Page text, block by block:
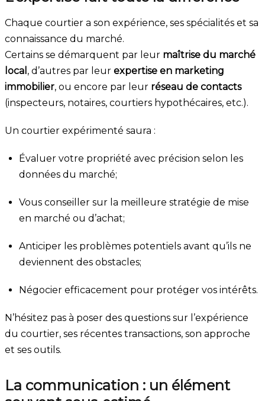
Chaque courtier a son expérience, ses spécialités et sa
connaissance du marché.
Certains se démarquent par leur maîtrise du marché
local , d’autres par leur expertise en marketing
immobilier, ou encore par leur réseau de contacts
(inspecteurs, notaires, courtiers hypothécaires, etc.).
Un courtier expérimenté saura :
Évaluer votre propriété avec précision selon les
données du marché;
Vous conseiller sur la meilleure stratégie de mise
en marché ou d’achat;
Anticiper les problèmes potentiels avant qu’ils ne
deviennent des obstacles;
Négocier efficacement pour protéger vos intérêts.
N’hésitez pas à poser des questions sur l’expérience
du courtier, ses récentes transactions, son approche
et ses outils.
La communication : un élément